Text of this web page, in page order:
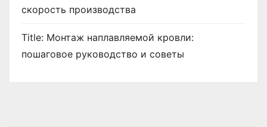
скорость производства
Title: Монтаж наплавляемой кровли:
пошаговое руководство и советы